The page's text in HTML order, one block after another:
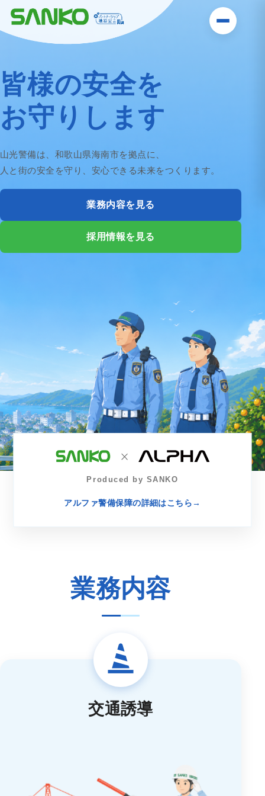
皆様の安全を
お守りします
山光警備は、和歌山県海南市を拠点に、
人と街の安全を守り、安心できる未来をつくります。
業務内容を見る
採用情報を見る
Produced by SANKO
アルファ警備保障の詳細はこちら→
業務内容
交通誘導